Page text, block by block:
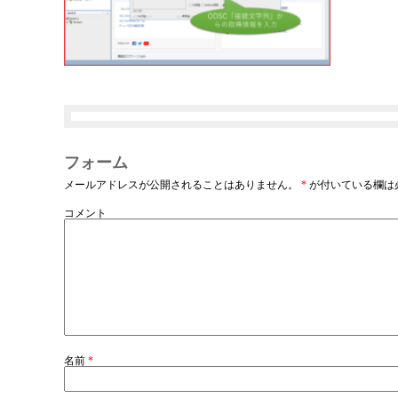
フォーム
メールアドレスが公開されることはありません。 * が付いている欄は
コメント
名前 *